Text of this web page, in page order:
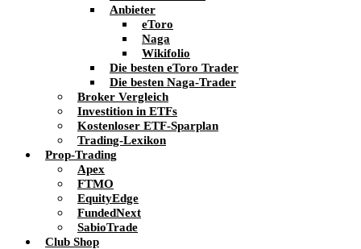
Anbieter
eToro
Naga
Wikifolio
Die besten eToro Trader
Die besten Naga-Trader
Broker Vergleich
Investition in ETFs
Kostenloser ETF-Sparplan
Trading-Lexikon
Prop-Trading
Apex
FTMO
EquityEdge
FundedNext
SabioTrade
Club Shop